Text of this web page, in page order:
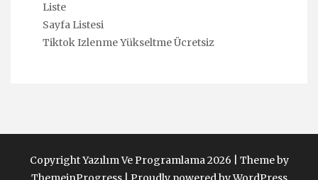
Liste
Sayfa Listesi
Tiktok Izlenme Yükseltme Ücretsiz
Copyright Yazılım Ve Programlama 2026 | Theme by